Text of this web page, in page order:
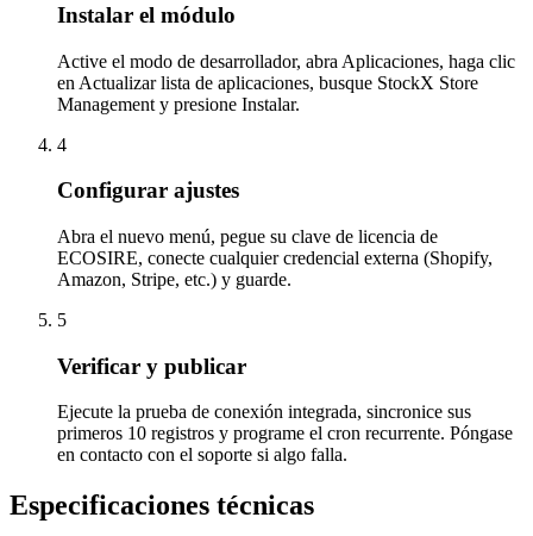
Instalar el módulo
Active el modo de desarrollador, abra Aplicaciones, haga clic
en Actualizar lista de aplicaciones, busque StockX Store
Management y presione Instalar.
4
Configurar ajustes
Abra el nuevo menú, pegue su clave de licencia de
ECOSIRE, conecte cualquier credencial externa (Shopify,
Amazon, Stripe, etc.) y guarde.
5
Verificar y publicar
Ejecute la prueba de conexión integrada, sincronice sus
primeros 10 registros y programe el cron recurrente. Póngase
en contacto con el soporte si algo falla.
Especificaciones técnicas